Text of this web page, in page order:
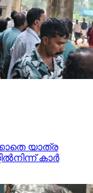
യാത്ര
കാര്‍